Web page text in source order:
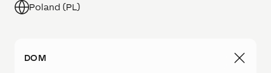
Poland (PL)
DOM